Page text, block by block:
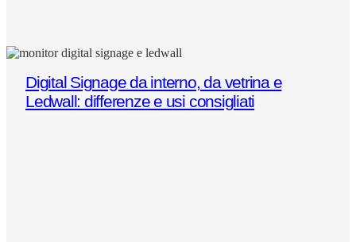
Digital Signage da interno, da vetrina e
Ledwall: differenze e usi consigliati